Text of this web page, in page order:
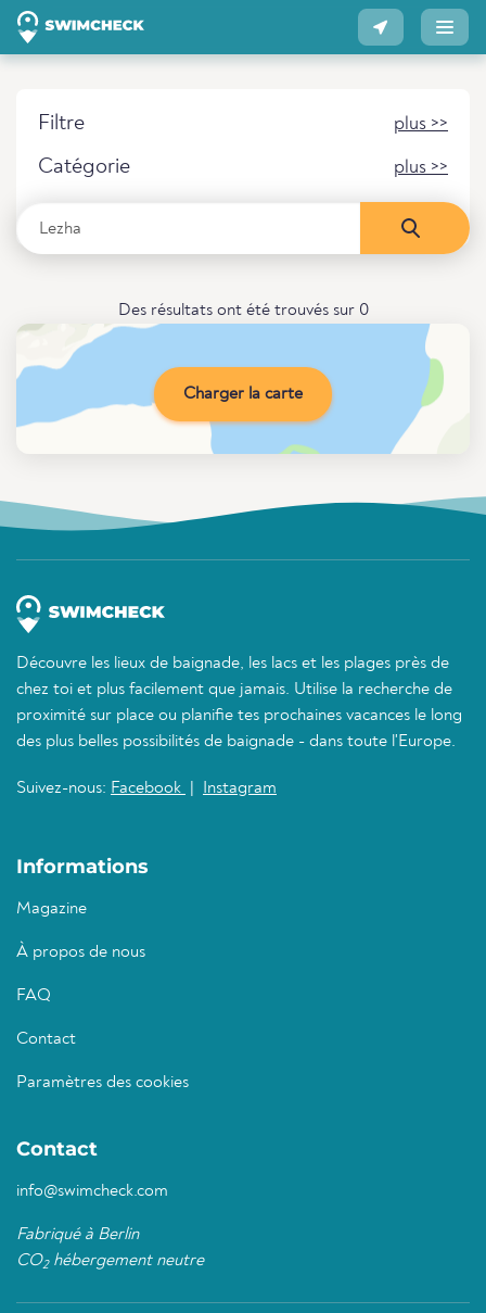
Filtre plus >>
Catégorie plus >>
Des résultats ont été trouvés sur 0
Charger la carte
Découvre les lieux de baignade, les lacs et les plages près de
chez toi et plus facilement que jamais. Utilise la recherche de
proximité sur place ou planifie tes prochaines vacances le long
des plus belles possibilités de baignade - dans toute l'Europe.
Suivez-nous: Facebook Instagram
Informations
Magazine
À propos de nous
FAQ
Contact
Paramètres des cookies
Contact
info@swimcheck.com
Fabriqué à Berlin
CO2hébergement neutre